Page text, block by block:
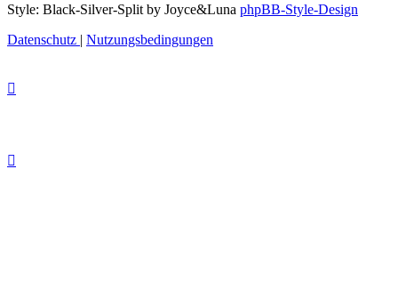
Style: Black-Silver-Split by Joyce&Luna phpBB-Style-Design
Datenschutz | Nutzungsbedingungen